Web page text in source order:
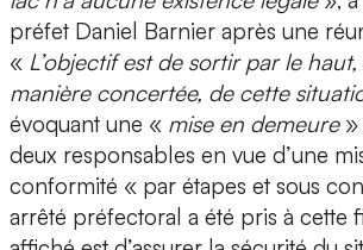
préfet Daniel Barnier après une
« L’objectif est de sortir par le
manière concertée, de cette
évoquant une « mise en demeure»
deux responsables en vue d’une
conformité « par étapes et sous
arrêté préfectoral a été pris à cette